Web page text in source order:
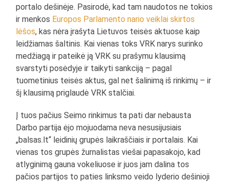
portalo dešinėje. Pasirodė, kad tam naudotos ne tokios
ir menkos Europos Parlamento nario veiklai skirtos
lėšos, kas nėra įrašyta Lietuvos teisės aktuose kaip
leidžiamas šaltinis. Kai vienas toks VRK narys surinko
medžiagą ir pateikė ją VRK su prašymu klausimą
svarstyti posėdyje ir taikyti sankciją – pagal
tuometinius teisės aktus, gal net šalinimą iš rinkimų – ir
šį klausimą priglaudė VRK stalčiai.
Į tuos pačius Seimo rinkimus ta pati dar nebausta
Darbo partija ėjo mojuodama neva nesusijusiais
„balsas.lt“ leidinių grupės laikraščiais ir portalais. Kai
vienas tos grupės žurnalistas viešai papasakojo, kad
atlyginimą gauna vokeliuose ir juos jam dalina tos
pačios partijos to paties linksmo veido lyderio dešinioji